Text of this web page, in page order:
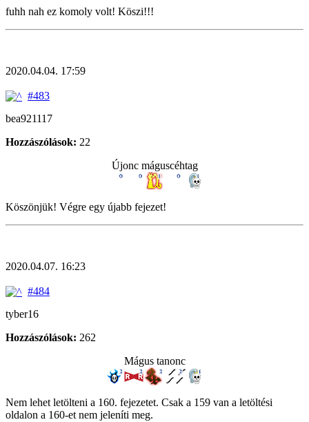
fuhh nah ez komoly volt! Köszi!!!
2020.04.04. 17:59
#483
bea921117
Hozzászólások: 22
Újonc máguscéhtag
Köszönjük! Végre egy újabb fejezet!
2020.04.07. 16:23
#484
tyber16
Hozzászólások: 262
Mágus tanonc
Nem lehet letölteni a 160. fejezetet. Csak a 159 van a letöltési
oldalon a 160-et nem jeleníti meg.